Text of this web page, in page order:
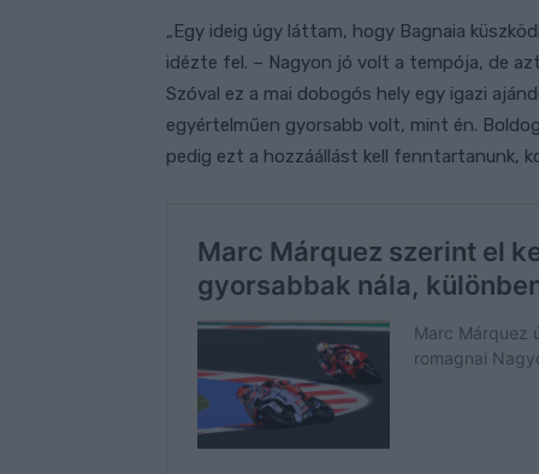
„Egy ideig úgy láttam, hogy Bagnaia
idézte fel. – Nagyon jó volt a tempója, de
Szóval ez a mai dobogós hely egy igazi
egyértelműen gyorsabb volt, mint én.
pedig ezt a hozzáállást kell fenntartanunk,